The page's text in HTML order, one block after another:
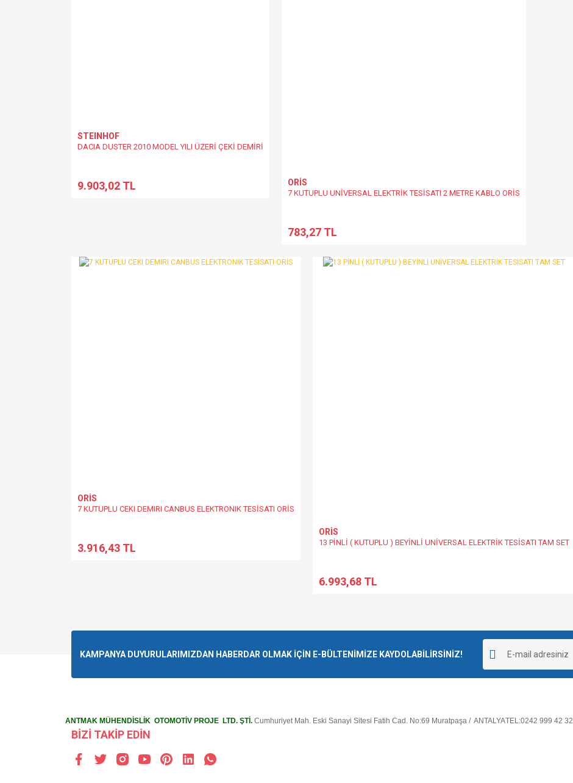
STEINHOF
DACIA DUSTER 2010 MODEL YILI ÜZERİ ÇEKİ DEMİRİ
9.903,02 TL ORİS
7 KUTUPLU UNİVERSAL ELEKTRİK TESİSATI 2 METRE KABLO ORİS
783,27 TL
ORİS
7 KUTUPLU CEKI DEMIRI CANBUS ELEKTRONIK TESİSATI ORİS
3.916,43 TL
ORİS
13 PİNLİ ( KUTUPLU ) BEYİNLİ UNİVERSAL ELEKTRİK TESİSATI TAM SET
6.993,68 TL
KAMPANYA DUYURULARIMIZDAN HABERDAR OLMAK İÇİN E-BÜLTENİMİZE KAYDOLABİLİRSİNİZ!
ANTMAK MÜHENDİSLİK OTOMOTİV PROJE LTD. ŞTİ. Cumhuriyet Mah. Eski Sanayi Sitesi Fatih Cad. No:69 Muratpaşa / ANTALYATEL:0242 999 42 32
BİZİ TAKİP EDİN